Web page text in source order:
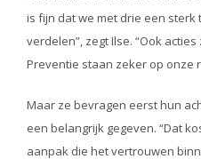
is fijn dat we met drie een sterk
verdelen”, zegt Ilse. “Ook
Preventie staan zeker op onze
Maar ze bevragen eerst hun
een belangrijk gegeven. “Dat
aanpak die het vertrouwen